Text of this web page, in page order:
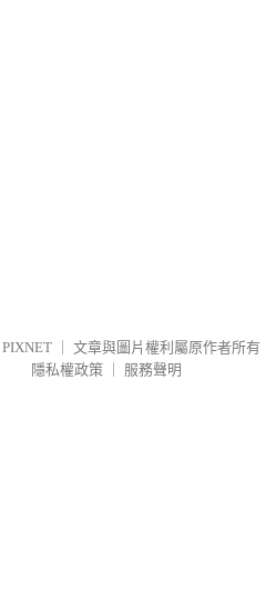
PIXNET
文章與圖片權利屬原作者所有
隱私權政策
服務聲明